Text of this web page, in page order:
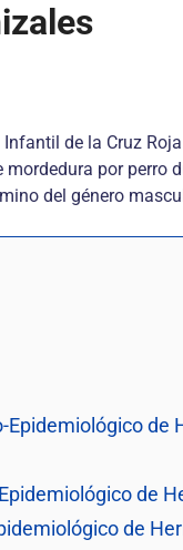
de la Cruz
por perro
del género
de
de
de